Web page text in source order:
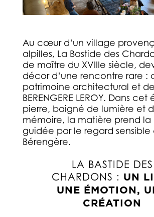
Au cœur d’un village
alpilles, La Bastide des
de maître du XVIIIe siècle,
décor d’une rencontre rare :
patrimoine architectural et de
BERENGERE LEROY. Dans
pierre, baigné de lumière et
mémoire, la matière prend la
guidée par le regard sensible
Bérengère.
LA BASTIDE DES
CHARDONS : UN
UNE ÉMOTION,
CRÉATION